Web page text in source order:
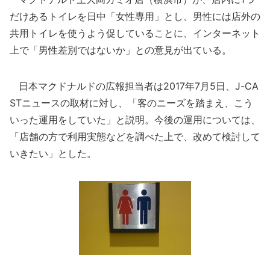
だけあるトイレを日中「女性専用」とし、男性には店外の
共用トイレを使うよう促していることに、インターネット
上で「男性差別ではないか」との意見が出ている。
日本マクドナルドの広報担当者は2017年7月5日、J-CA
STニュースの取材に対し、「客のニーズを踏まえ、こう
いった運用をしていた」と説明。今後の運用については、
「店舗の方で利用実態などを調べた上で、改めて検討して
いきたい」とした。